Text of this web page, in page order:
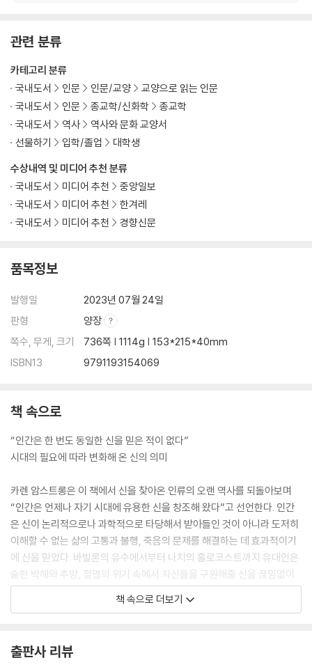
낭만주의의 신, 블레이크와 슐라이어마허
헤겔, 쇼펜하우어, 니체의 신
근대화와 전통주의 사이, 이슬람의 표류
유대교학과 로젠츠바이크의 보편 종교
11장 신의 미래
신의 죽음과 인간의 해방
전통으로 돌아간 철학자들
새로운 신을 위하여
주석
참고문헌
용어해설
찾아보기
관련 분류
수상내역 및 미디어 추천 분류
국내도서
미디어 추천
중앙일보
국내도서
미디어 추천
한겨레
국내도서
미디어 추천 경향신문
카테고리 분류
국내도서
인문 인문/교양
교양으로 읽는 인문
국내도서
인문 종교학/신화학
종교학
국내도서
역사
역사와 문화 교양서
선물하기
입학/졸업 대학생
품목정보
발행일
2023년 07월 24일
판형
양장
쪽수, 무게, 크기
736쪽 | 1114g | 153*215*40mm
ISBN13
9791193154069
책 속으로
“인간은 한 번도 동일한 신을 믿은 적이 없다”
시대의 필요에 따라 변화해 온 신의 의미
카렌 암스트롱은 이 책에서 신을 찾아온 인류의 오랜 역사를 되돌아보며
“인간은 언제나 자기 시대에 유용한 신을 창조해 왔다”고 선언한다. 인간
은 신이 논리적으로나 과학적으로 타당해서 받아들인 것이 아니라 도저히
이해할 수 없는 삶의 고통과 불행, 죽음의 문제를 해결하는 데 효과적이기
에 신을 믿었다. 바빌론의 유수에서부터 나치의 홀로코스트까지 유대인은
숱한 박해와 추방, 절멸의 위기 속에서 자신들을 구원해줄 신을 끊임없이
상상해 왔고, 기독교 교부들은 인간 예수를 신이라고 확신하며 새로운 ‘인
격신’ 개념을 창조해 발전시켜 왔다. 무슬림은 이슬람 제국의 흥망성쇠와
책 속으로 더보기
출판사 리뷰